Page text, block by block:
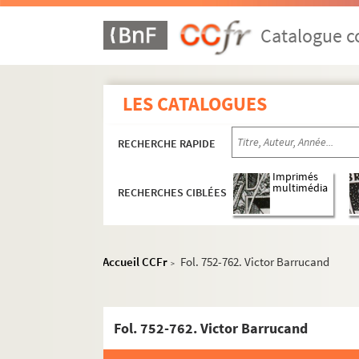
Catalogue
LES CATALOGUES
RECHERCHE RAPIDE
RECHERCHES CIBLÉES
Imprimés
multimédia
Accueil CCFr > Fol. 752-762. Victor Barrucand
Fol. 752-762. Victor Barrucand
Ms 1857 (1723)-Ms 1879 (1745). Legs Joachim
Ms 1857 (1723). Joachim Gasquet.
Ms 1859 (1725). Joachim Gasquet. Vers
Ms 1860 (1726). Joachim Gasquet.
Ms 1861 (1727). Joachim Gasquet.
Ms 1862 (1728). Joachim Gasquet.
Ms 1863 (1729). Joachim Gasquet.
Ms 1864 (1730). Joachim Gasquet.
Ms 1866 (1732). [A — Bar, 811 ff.].
Fol. 1-7. Paul Acker